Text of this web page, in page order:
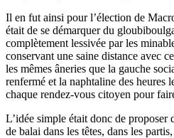
Il en fut ainsi pour l’élection de
était de se démarquer du
complètement lessivée par les
conservant une saine distance avec
les mêmes âneries que la gauche
renfermé et la naphtaline des heures
chaque rendez-vous citoyen pour
L’idée simple était donc de proposer
de balai dans les têtes, dans les